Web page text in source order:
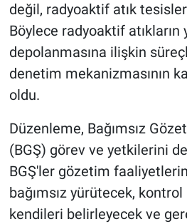
değil, radyoaktif atık
Böylece radyoaktif
depolanmasına ilişkin
denetim mekanizmasının
oldu.
Düzenleme, Bağımsız
(BGŞ) görev ve yetkilerini
BGŞ'ler gözetim
bağımsız yürütecek, kontrol
kendileri belirleyecek ve